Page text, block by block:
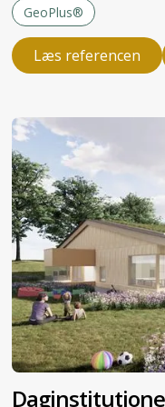
GeoPlus®
Læs referencen